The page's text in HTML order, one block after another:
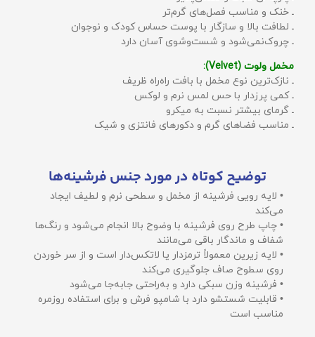
ـ خنک و مناسب فصل‌های گرم‌تر
ـ لطافت بالا و سازگار با پوست حساس کودک و نوجوان
ـ چروک‌نمی‌شود و شست‌وشوی آسان دارد
مخمل ولوت (Velvet):
ـ نازک‌ترین نوع مخمل با بافت راه‌راه ظریف
ـ کمی پرزدار با حس لمس نرم و لوکس
ـ گرمای بیشتر نسبت به میکرو
ـ مناسب فضاهای گرم و دکورهای فانتزی و شیک
توضیح کوتاه در مورد جنس فرشینه‌ها
• لایه رویی فرشینه از مخمل و سطحی نرم و لطیف ایجاد
می‌کند
• چاپ طرح روی فرشینه با وضوح بالا انجام می‌شود و رنگ‌ها
شفاف و ماندگار باقی می‌مانند
• لایه زیرین معمولاً ترمزدار یا لاتکس‌دار است و از سر خوردن
روی سطوح صاف جلوگیری می‌کند
• فرشینه وزن سبکی دارد و به‌راحتی جابه‌جا می‌شود
• قابلیت شستشو دارد با شامپو فرش و برای استفاده روزمره
مناسب است